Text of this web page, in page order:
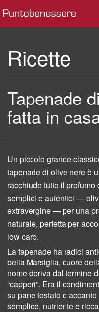
Ricette
Tapenade
fatta in
Un piccolo grande
tapenade di olive nere è
racchiude tutto il
semplici e autentici —
extravergine — per una
naturale, perfetta per
low carb.
La tapenade ha radici
bella Marsiglia, cuore
nome deriva dal termine
“capperi”. Era il
su pane tostato o
semplice, nutriente e